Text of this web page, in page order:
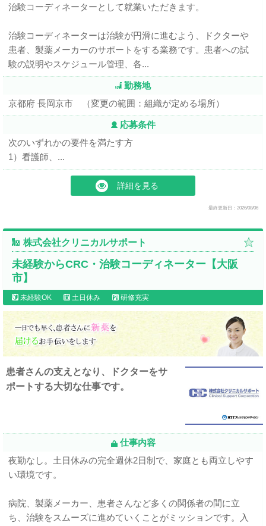
治験コーディネーターとして就業いただきます。
治験コーディネーターは治験が円滑に進むよう、ドクターや
患者、製薬メーカーのサポートをする業務です。患者への試
験の説明やスケジュール管理、各...
勤務地
京都府 長岡京市 （変更の範囲：組織が定める場所）
応募条件
次のいずれかの要件を満たす方
1）看護師、...
詳細を見る
最終更新日：2026/08/06
株式会社クリニカルサポート
未経験からCRC・治験コーディネーター【大阪
市】
未経験OK 土日休み 研修充実
患者さんの支えとなり、ドクターをサ
ポートする大切な仕事です。
仕事内容
夜勤なし。土日休みの完全週休2日制で、家庭とも両立しやす
い環境です。
病院、製薬メーカー、患者さんなど多くの関係者の間に立
ち、治験をスムーズに進めていくことがミッションです。入